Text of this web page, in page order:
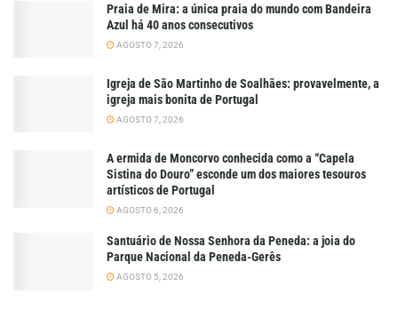
Praia de Mira: a única praia do mundo com Bandeira
Azul há 40 anos consecutivos
AGOSTO 7, 2026
Igreja de São Martinho de Soalhães: provavelmente, a
igreja mais bonita de Portugal
AGOSTO 7, 2026
A ermida de Moncorvo conhecida como a “Capela
Sistina do Douro” esconde um dos maiores tesouros
artísticos de Portugal
AGOSTO 6, 2026
Santuário de Nossa Senhora da Peneda: a joia do
Parque Nacional da Peneda-Gerês
AGOSTO 5, 2026